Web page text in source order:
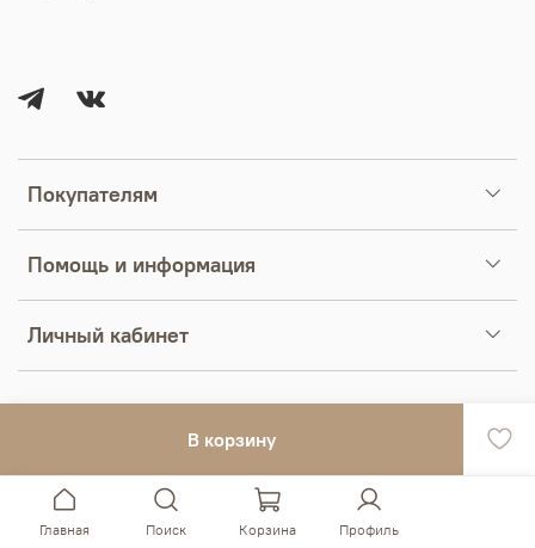
В корзину
Покупателям
Помощь и информация
Личный кабинет
Главная Поиск Корзина Профиль